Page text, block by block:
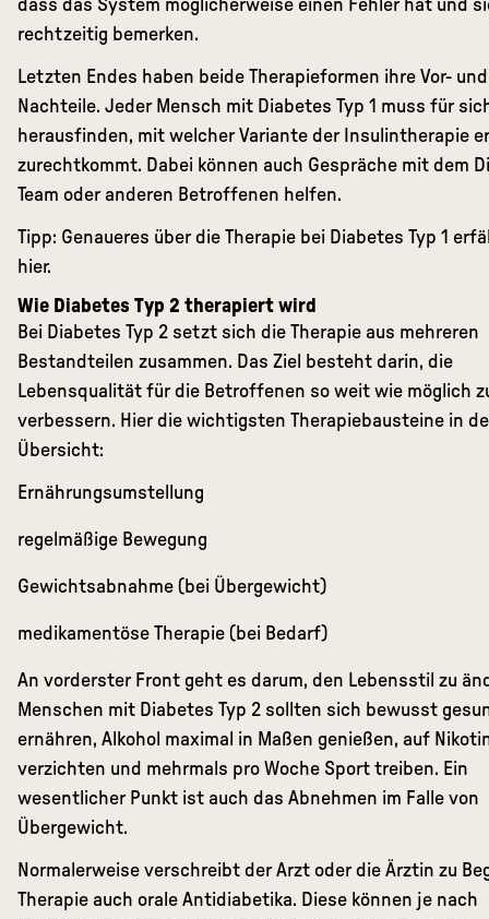
dass das System möglicherweise einen Fehler hat und
rechtzeitig bemerken.
Letzten Endes haben beide Therapieformen ihre Vor- und
Nachteile. Jeder Mensch mit Diabetes Typ 1 muss für
herausfinden, mit welcher Variante der Insulintherapie
zurechtkommt. Dabei können auch Gespräche mit dem
Team oder anderen Betroffenen helfen.
Tipp: Genaueres über die Therapie bei Diabetes Typ 1
hier.
Wie Diabetes Typ 2 therapiert wird
Bei Diabetes Typ 2 setzt sich die Therapie aus mehreren
Bestandteilen zusammen. Das Ziel besteht darin, die
Lebensqualität für die Betroffenen so weit wie möglich
verbessern. Hier die wichtigsten Therapiebausteine in
Übersicht:
Ernährungsumstellung
regelmäßige Bewegung
Gewichtsabnahme (bei Übergewicht)
medikamentöse Therapie (bei Bedarf)
An vorderster Front geht es darum, den Lebensstil zu
Menschen mit Diabetes Typ 2 sollten sich bewusst
ernähren, Alkohol maximal in Maßen genießen, auf
verzichten und mehrmals pro Woche Sport treiben. Ein
wesentlicher Punkt ist auch das Abnehmen im Falle von
Übergewicht.
Normalerweise verschreibt der Arzt oder die Ärztin zu
Therapie auch orale Antidiabetika. Diese können je nach